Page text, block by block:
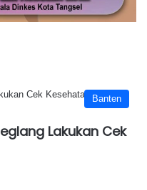
Banten
Lakukan Cek